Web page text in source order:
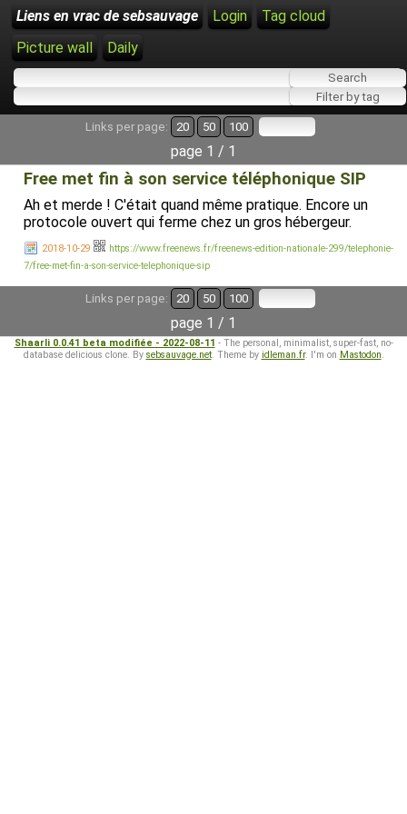
Liens en vrac de sebsauvage Login
Tag cloud
Picture wall
Daily
Links per page: 20 50 100
page 1 / 1
Free met fin à son service téléphonique SIP
Ah et merde ! C'était quand même pratique. Encore un
protocole ouvert qui ferme chez un gros hébergeur.
2018-10-29
https://www.freenews.fr/freenews-edition-nationale-299/telephonie-
7/free-met-fin-a-son-service-telephonique-sip
Links per page: 20 50 100
page 1 / 1
Shaarli 0.0.41 beta modifiée - 2022-08-11 - The personal, minimalist, super-fast, no-
database delicious clone. By sebsauvage.net. Theme by idleman.fr. I'm on Mastodon.